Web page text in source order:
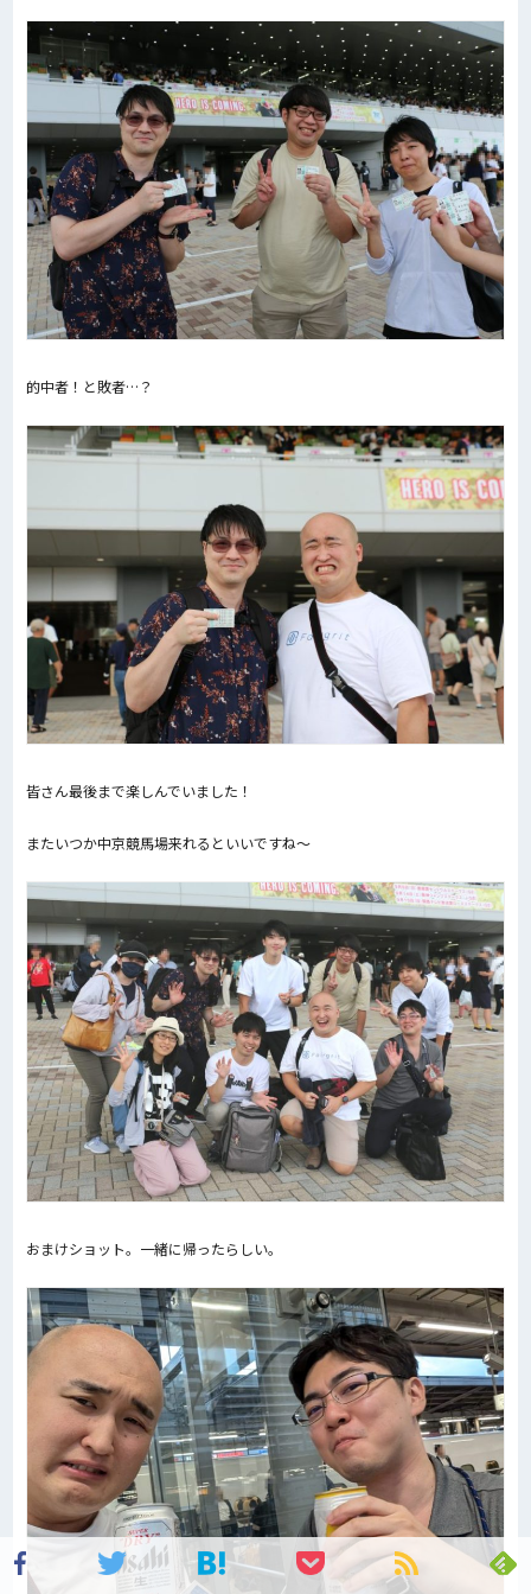
的中者！と敗者…？
皆さん最後まで楽しんでいました！
またいつか中京競馬場来れるといいですね～
おまけショット。一緒に帰ったらしい。